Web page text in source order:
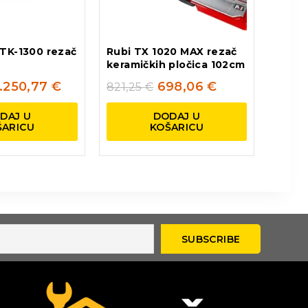
1300 rezač
€
U
Rubi TX 1020 MAX rezač
keramičkih pločica 102cm
821,25€ 698,06€
DODAJ U
KOŠARICU